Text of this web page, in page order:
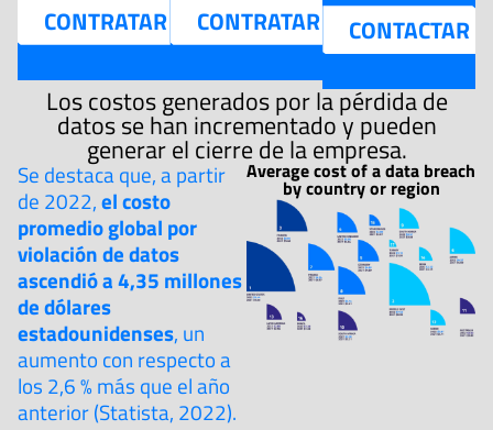
CONTRATAR CONTRATAR CONTACTAR
Los costos generados por la pérdida de
datos se han incrementado y pueden
generar el cierre de la empresa.
Se destaca que, a partir
de 2022,el costo
promedio global por
violación de datos
ascendió a 4,35 millones
de dólares
estadounidenses, un
aumento con respecto a
los 2,6 % más que el año
anterior (Statista, 2022).
Average cost of a data breach
by country or region